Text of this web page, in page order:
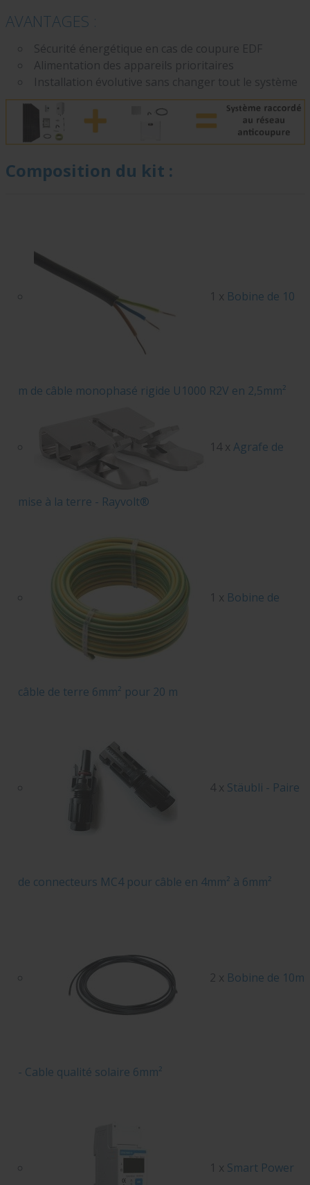
AVANTAGES :
Sécurité énergétique en cas de coupure EDF
Alimentation des appareils prioritaires
Installation évolutive sans changer tout le système
Composition du kit :
1 x Bobine de 10
m de câble monophasé rigide U1000 R2V en 2,5mm²
14 x Agrafe de
mise à la terre - Rayvolt®
1 x Bobine de
câble de terre 6mm² pour 20 m
4 x Stäubli - Paire
de connecteurs MC4 pour câble en 4mm² à 6mm²
2 x Bobine de 10m
- Cable qualité solaire 6mm²
1 x Smart Power